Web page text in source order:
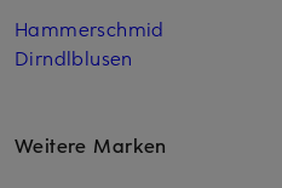
Hammerschmid
Dirndlblusen
Weitere Marken